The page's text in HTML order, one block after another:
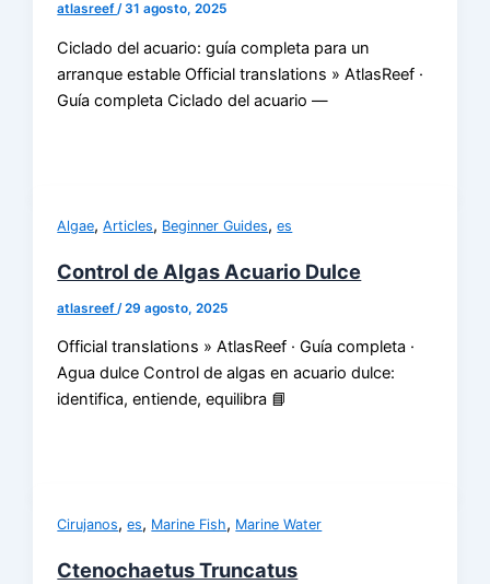
atlasreef/31 agosto, 2025
Ciclado del acuario: guía completa para un
arranque estable Official translations » AtlasReef ·
Guía completa Ciclado del acuario —
Algae,Articles, Beginner Guides,es
Control de Algas Acuario Dulce
atlasreef /29 agosto, 2025
Official translations » AtlasReef · Guía completa ·
Agua dulce Control de algas en acuario dulce:
identifica, entiende, equilibra 📘
Cirujanos,es, Marine Fish, Marine Water
Ctenochaetus Truncatus